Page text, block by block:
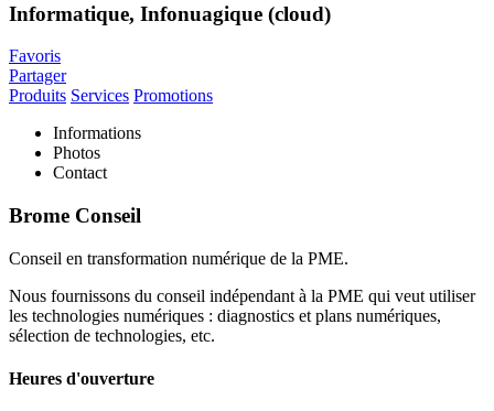
Informatique, Infonuagique (cloud)
Favoris
Partager
Produits Services Promotions
Informations
Photos
Contact
Brome Conseil
Conseil en transformation numérique de la PME.
Nous fournissons du conseil indépendant à la PME qui veut utiliser
les technologies numériques : diagnostics et plans numériques,
sélection de technologies, etc.
Heures d'ouverture